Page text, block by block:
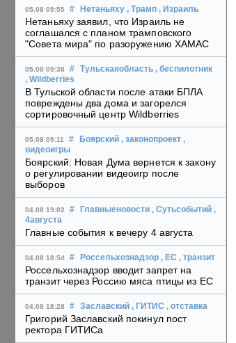
05.08 09:55 # Нетаньяху , Трамп , Израиль
Нетаньяху заявил, что Израиль не
соглашался с планом трамповского
"Совета мира" по разоружению ХАМАС
05.08 09:38 # Тульскаяобласть , беспилотник
, Wildberries
В Тульской области после атаки БПЛА
повреждены два дома и загорелся
сортировочный центр Wildberries
05.08 09:11 # Боярский , законопроект ,
видеоигры
Боярский: Новая Дума вернется к закону
о регулировании видеоигр после
выборов
04.08 19:02 # Главныеновости , Сутьсобытий ,
4августа
Главные события к вечеру 4 августа
04.08 18:54 # Россельхознадзор , ЕС , транзит
Россельхознадзор вводит запрет на
транзит через Россию мяса птицы из ЕС
04.08 18:28 # Заславский , ГИТИС , отставка
Григорий Заславский покинул пост
ректора ГИТИСа